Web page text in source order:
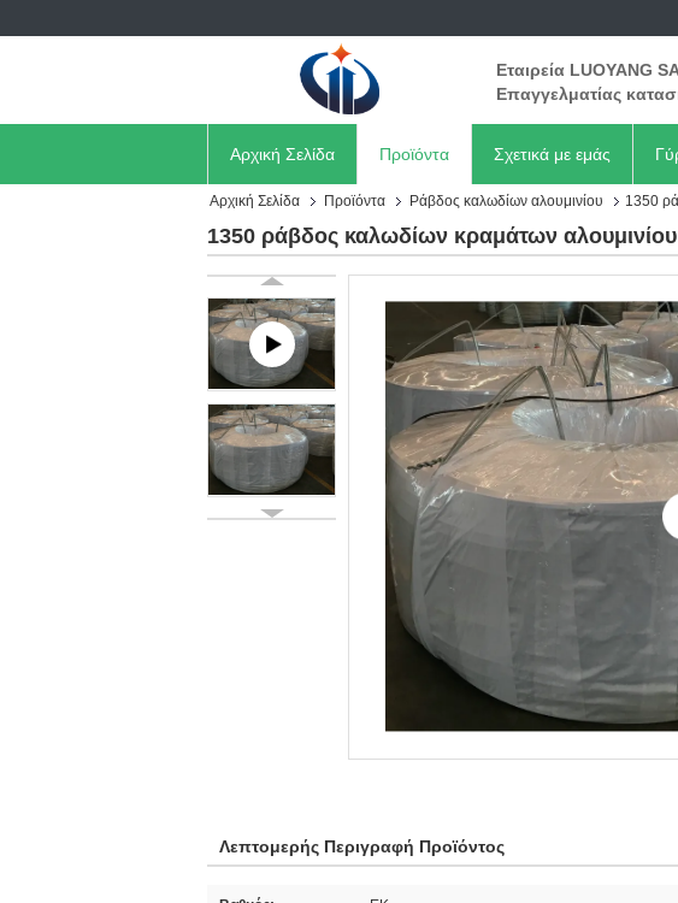
Εταιρεία LUOYANG
Επαγγελματίας
Αρχική Σελίδα Προϊόντα Σχετικά με εμάς
Αρχική Σελίδα Προϊόντα Ράβδος καλωδίων αλουμινίου 1350
1350 ράβδος καλωδίων κραμάτων
Λεπτομερής Περιγραφή Προϊόντος